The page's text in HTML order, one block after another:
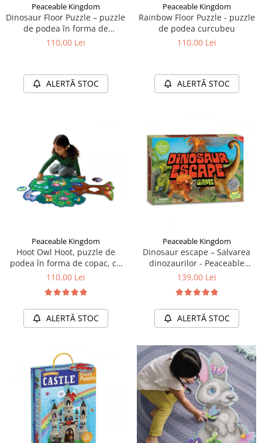
Peaceable Kingdom
Dinosaur Floor Puzzle – puzzle
de podea în forma de
dinozaur
110,00 Lei
ALERTĂ STOC
Peaceable Kingdom
Rainbow Floor Puzzle - puzzle
de podea curcubeu
110,00 Lei
ALERTĂ STOC
Peaceable Kingdom
Hoot Owl Hoot, puzzle de
podea în forma de copac, cu
bufnite
110,00 Lei
ALERTĂ STOC
Peaceable Kingdom
Dinosaur escape – Salvarea
dinozaurilor - Peaceable
Kingdom
139,00 Lei
ALERTĂ STOC